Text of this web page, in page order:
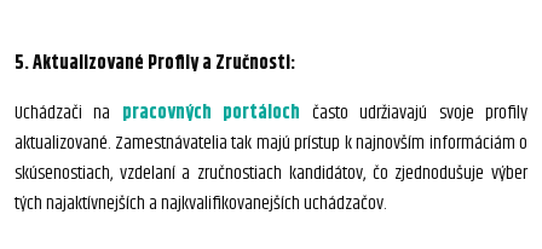
5. Aktualizované Profily a Zručnosti:
Uchádzači na pracovných portáloch často udržiavajú svoje profily
aktualizované. Zamestnávatelia tak majú prístup k najnovším informáciám o
skúsenostiach, vzdelaní a zručnostiach kandidátov, čo zjednodušuje výber
tých najaktívnejších a najkvalifikovanejších uchádzačov.